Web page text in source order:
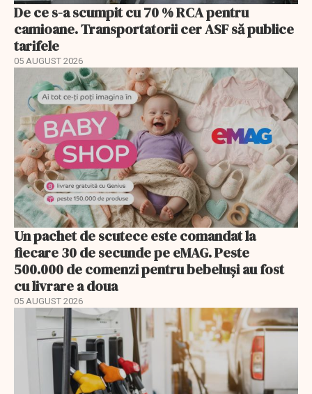
De ce s-a scumpit cu 70 % RCA pentru
camioane. Transportatorii cer ASF să publice
tarifele
05 AUGUST 2026
Un pachet de scutece este comandat la
fiecare 30 de secunde pe eMAG. Peste
500.000 de comenzi pentru bebeluși au fost
cu livrare a doua
05 AUGUST 2026